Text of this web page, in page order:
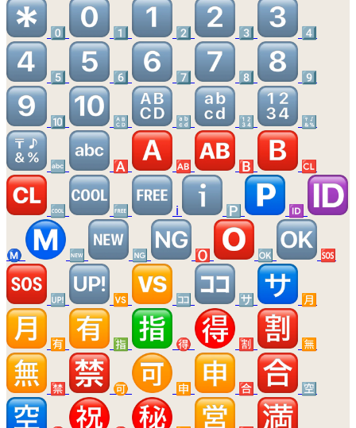
0️⃣ 1️⃣ 2️⃣ 3️⃣ 4️⃣
5️⃣ 6️⃣ 7️⃣ 8️⃣ 9️⃣
🔟 🔠 🔡 🔢 🔣
🔤 🅰️ 🆎 🅱️ 🆑
🆒 🆓 ℹ️ 🅿️ 🆔
Ⓜ️ 🆕 🆖 🅾️ 🆗 🆘
🆙 🆚 🈁 🈂️ 🈷️
🈶 🈯 🉐 🈹 🈚
🈲 🉑 🈸 🈴 🈳